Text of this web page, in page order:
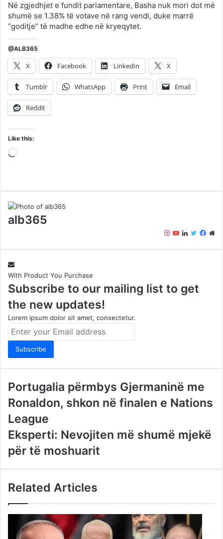
Në zgjedhjet e fundit parlamentare, Basha nuk mori dot më
shumë se 1.38% të votave në rang vendi, duke marrë
“goditje” të madhe edhe në kryeqytet.
@ALB365
X Facebook LinkedIn X
Tumblr WhatsApp Print Email
Reddit
Like this:
Loading…
alb365
Twitter
LinkedIn
YouTube
Instagram
With Product You Purchase
Subscribe to our mailing list to get
the new updates!
Lorem ipsum dolor sit amet, consectetur.
Enter
Email
address
Portugalia përmbys Gjermaninë me
Ronaldon, shkon në finalen e Nations
League
Eksperti: Nevojiten më shumë mjekë
për të moshuarit
Related Articles